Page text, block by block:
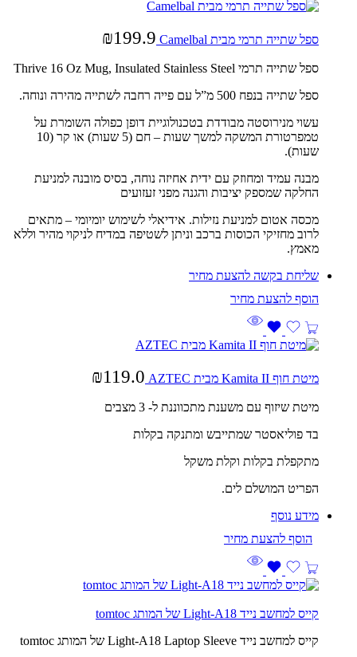
ספל שתייה תרמי מבית Camelbal ₪199.9
ספל שתייה תרמי Thrive 16 Oz Mug, Insulated Stainless Steel
ספל שתייה בנפח 500 מ”ל עם פייה רחבה לשתייה מהירה ונוחה.
עשוי מנירוסטה מבודדת בטכנולוגיית דופן כפולה השומרת על
טמפרטורת המשקה למשך שעות – חם (5 שעות) או קר (10
שעות).
מבנה עמיד ומחוזק עם ידית אחיזה נוחה, בסיס מובנה למניעת
החלקה שמספק יציבות והגנה מפני זעזועים
מכסה אטום למניעת נזילות. אידיאלי לשימוש יומיומי – מתאים
לרוב מחזיקי הכוסות ברכב וניתן לשטיפה במדיח לניקוי מהיר וללא
מאמץ.
שליחת בקשה להצעת מחיר
מיטת חוף Kamita II מבית AZTEC ₪119.0
מיטת שיזוף עם משענת מתכווננת ל- 3 מצבים
בד פוליאסטר שמתייבש ומתנקה בקלות
מתקפלת בקלות וקלת משקל
הפריט המושלם לים.
מידע נוסף
קייס למחשב נייד Light-A18 של המותג tomtoc
קייס למחשב נייד Light-A18 Laptop Sleeve של המותג tomtoc